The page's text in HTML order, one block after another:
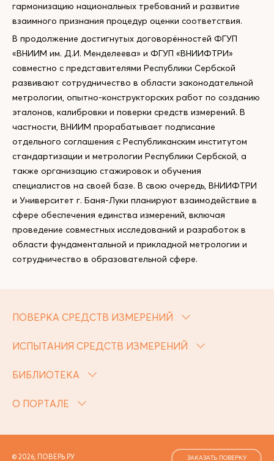
гармонизацию национальных требований и развитие
взаимного признания процедур оценки соответствия.
В продолжение достигнутых договорённостей ФГУП
«ВНИИМ им. Д.И. Менделеева» и ФГУП «ВНИИФТРИ»
совместно с представителями Республики Сербской
развивают сотрудничество в области законодательной
метрологии, опытно-конструкторских работ по созданию
эталонов, калибровки и поверки средств измерений. В
частности, ВНИИМ прорабатывает подписание
отдельного соглашения с Республиканским институтом
стандартизации и метрологии Республики Сербской, а
также организацию стажировок и обучения
специалистов на своей базе. В свою очередь, ВНИИФТРИ
и Университет г. Баня-Луки планируют взаимодействие в
сфере обеспечения единства измерений, включая
проведение совместных исследований и разработок в
области фундаментальной и прикладной метрологии и
сотрудничество в образовательной сфере.
ПОВЕРКА СРЕДСТВ ИЗМЕРЕНИЙ
ИСПЫТАНИЯ СРЕДСТВ ИЗМЕРЕНИЙ
БИБЛИОТЕКА
О ПОРТАЛЕ
© 2026, ПОВЕРЬ.РУ ЗАКАЗАТЬ ПОВЕРКУ